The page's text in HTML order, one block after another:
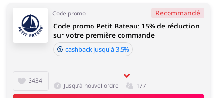
Code promo Recommandé
3434
Code promo Petit Bateau: 15% de réduction
sur votre première commande
cashback jusqu'à 3.5%
Jusqu’à nouvel ordre 177